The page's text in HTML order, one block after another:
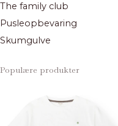
The family club
Pusleopbevaring
Skumgulve
Populære produkter